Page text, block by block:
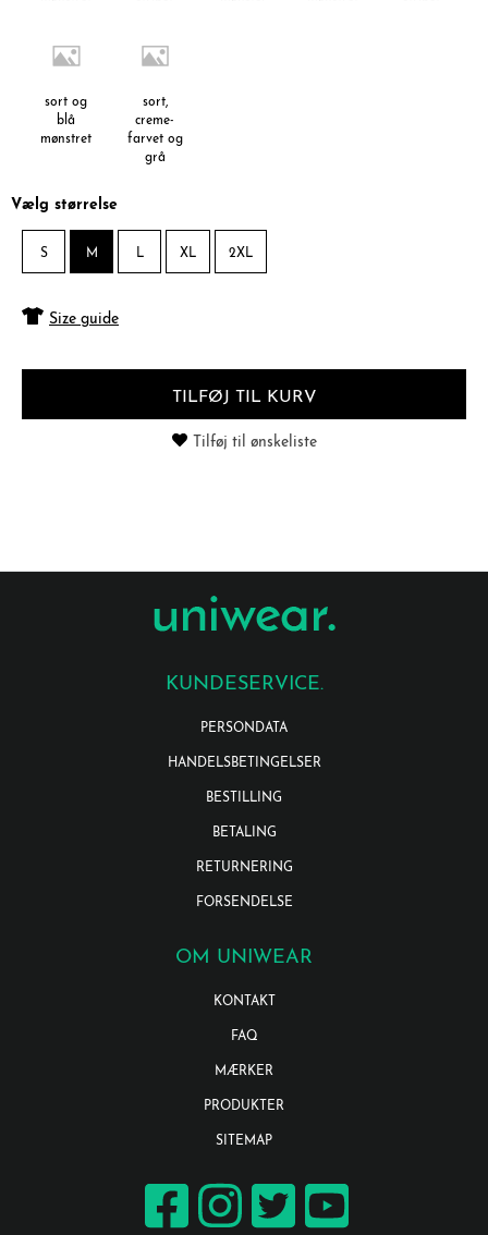
sort og
blå
mønstret
sort,
creme-
farvet og
grå
Vælg størrelse
S M L XL 2XL
Size guide
TILFØJ TIL KURV
Tilføj til ønskeliste
KUNDESERVICE.
PERSONDATA
HANDELSBETINGELSER
BESTILLING
BETALING
RETURNERING
FORSENDELSE
OM UNIWEAR
KONTAKT
FAQ
MÆRKER
PRODUKTER
SITEMAP